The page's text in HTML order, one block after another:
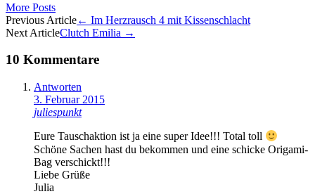
More Posts
Artikel-
Navigation
Previous Article← Im Herzrausch 4 mit Kissenschlacht
Next ArticleClutch Emilia →
10 Kommentare
Antworten
3. Februar 2015
juliespunkt
Eure Tauschaktion ist ja eine super Idee!!! Total toll
Schöne Sachen hast du bekommen und eine schicke Origami-
Bag verschickt!!!
Liebe Grüße
Julia